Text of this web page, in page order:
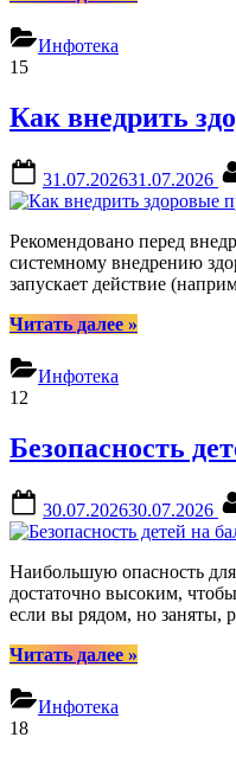
покупки
без
Инфотека
15
Как внедрить
on
31.07.202631.07.2026
Рекомендовано перед
системному внедрению
запускает действие
Читать далее“Как
»
Инфотека
12
Безопасность
on
30.07.202630.07.2026
Наибольшую опасность
достаточно высоким,
если вы рядом, но заняты,
Читать далее“Безопасность
»
Инфотека
18